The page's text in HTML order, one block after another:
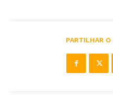
PARTILHAR